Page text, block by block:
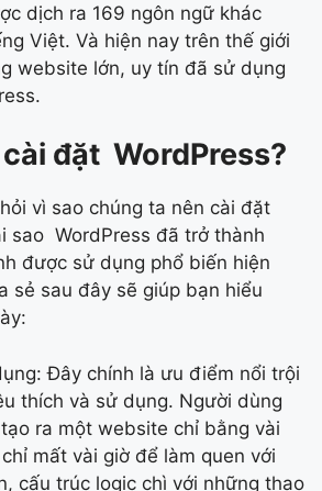
dịch ra 169 ngôn ngữ khác
Việt. Và hiện nay trên thế giới
website lớn, uy tín đã sử dụng
đặt WordPress?
vì sao chúng ta nên cài đặt
sao WordPress đã trở thành
được sử dụng phổ biến hiện
sẻ sau đây sẽ giúp bạn hiểu
Đây chính là ưu điểm nổi trội
thích và sử dụng. Người dùng
ra một website chỉ bằng vài
mất vài giờ để làm quen với
cấu trúc logic chì với những thao